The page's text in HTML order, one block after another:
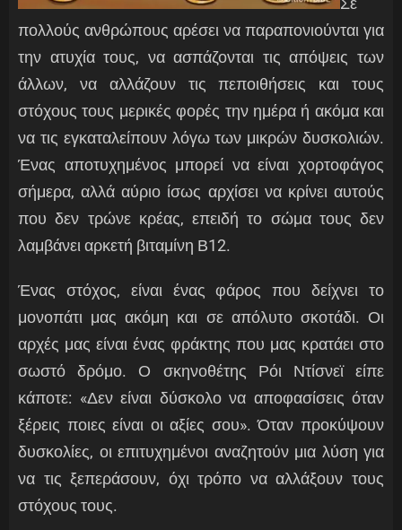
πολλούς ανθρώπους αρέσει να παραπονιούνται για
την ατυχία τους, να ασπάζονται τις απόψεις των
άλλων, να αλλάζουν τις πεποιθήσεις και τους
στόχους τους μερικές φορές την ημέρα ή ακόμα και
να τις εγκαταλείπουν λόγω των μικρών δυσκολιών.
Ένας αποτυχημένος μπορεί να είναι χορτοφάγος
σήμερα, αλλά αύριο ίσως αρχίσει να κρίνει αυτούς
που δεν τρώνε κρέας, επειδή το σώμα τους δεν
λαμβάνει αρκετή βιταμίνη Β12.
Ένας στόχος, είναι ένας φάρος που δείχνει το
μονοπάτι μας ακόμη και σε απόλυτο σκοτάδι. Οι
αρχές μας είναι ένας φράκτης που μας κρατάει στο
σωστό δρόμο. Ο σκηνοθέτης Ρόι Ντίσνεϊ είπε
κάποτε: «Δεν είναι δύσκολο να αποφασίσεις όταν
ξέρεις ποιες είναι οι αξίες σου». Όταν προκύψουν
δυσκολίες, οι επιτυχημένοι αναζητούν μια λύση για
να τις ξεπεράσουν, όχι τρόπο να αλλάξουν τους
στόχους τους.